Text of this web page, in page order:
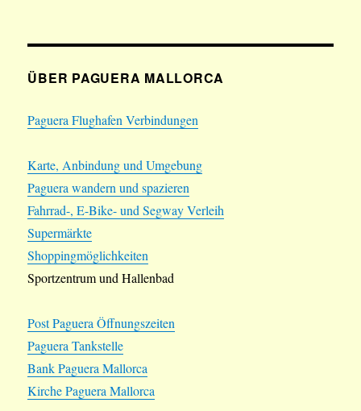
ÜBER PAGUERA MALLORCA
Paguera Flughafen Verbindungen
Karte, Anbindung und Umgebung
Paguera wandern und spazieren
Fahrrad-, E-Bike- und Segway Verleih
Supermärkte
Shoppingmöglichkeiten
Sportzentrum und Hallenbad
Post Paguera Öffnungszeiten
Paguera Tankstelle
Bank Paguera Mallorca
Kirche Paguera Mallorca